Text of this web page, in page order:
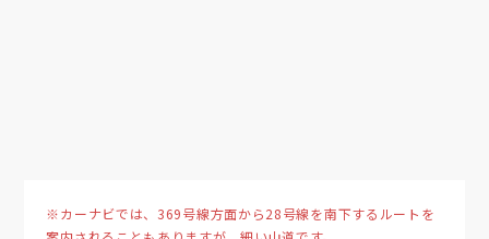
※カーナビでは、369号線方面から28号線を南下するルートを